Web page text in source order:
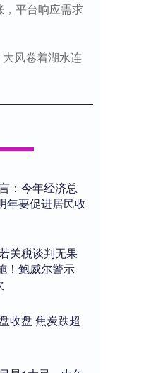
平台响应需求
大风卷着湖水连
：今年经济总
年要促进居民收
关税谈判无果
！鲍威尔警示
收盘 焦炭跌超